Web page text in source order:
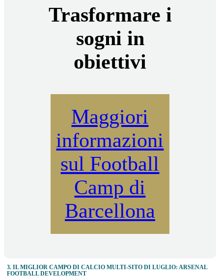
Trasformare i
sogni in
obiettivi
Maggiori
informazioni
sul Football
Camp di
Barcellona
3. IL MIGLIOR CAMPO DI CALCIO MULTI-SITO DI LUGLIO: ARSENAL
FOOTBALL DEVELOPMENT